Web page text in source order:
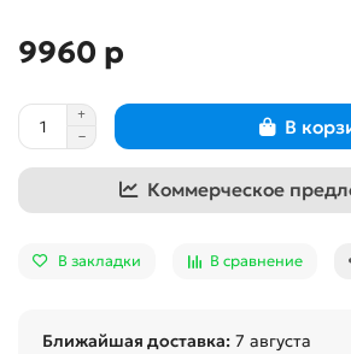
9960 р
В
Коммерческое
В закладки В сравнение
Ближайшая доставка: 7 августа